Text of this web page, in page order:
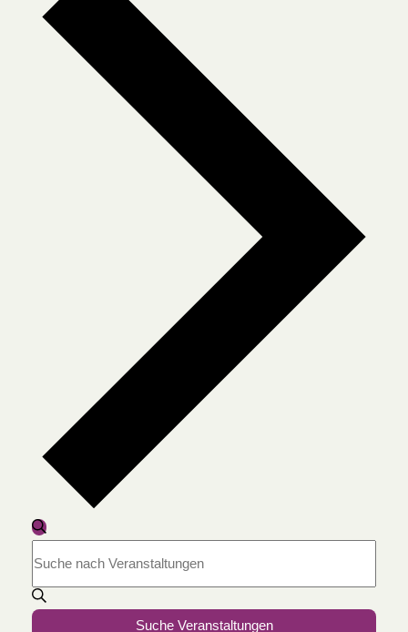
Veranstaltungen
Suche
und
Ansichten,
Navigation
Suche
Schlüsselwort
eingeben.
Suche
Suche Veranstaltungen